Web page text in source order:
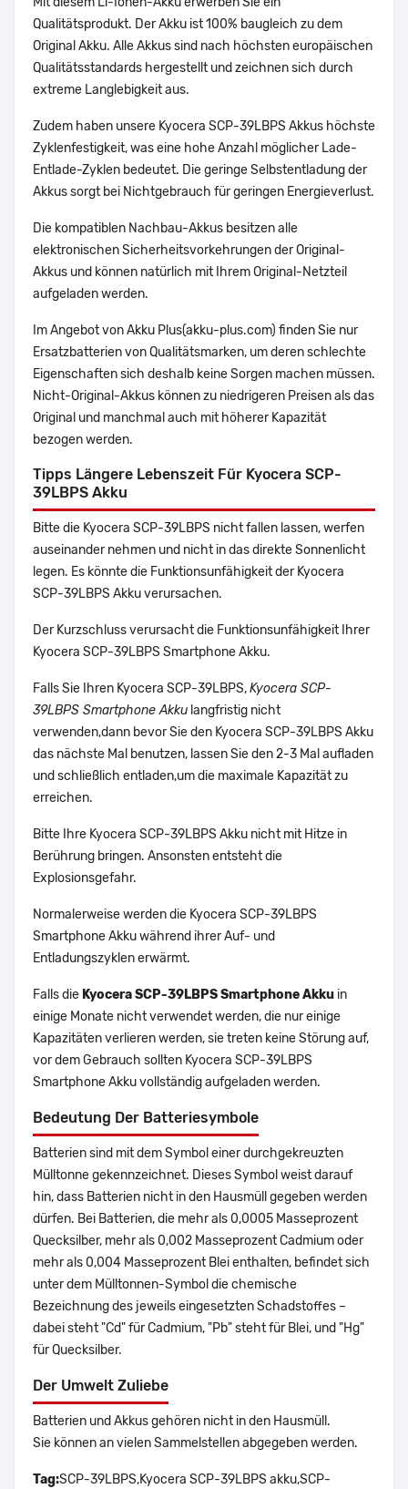
Qualitätsprodukt. Der Akku ist 100% baugleich zu dem
Original Akku. Alle Akkus sind nach höchsten europäischen
Qualitätsstandards hergestellt und zeichnen sich durch
extreme Langlebigkeit aus.
Zudem haben unsere Kyocera SCP-39LBPS Akkus höchste
Zyklenfestigkeit, was eine hohe Anzahl möglicher Lade-
Entlade-Zyklen bedeutet. Die geringe Selbstentladung der
Akkus sorgt bei Nichtgebrauch für geringen Energieverlust.
Die kompatiblen Nachbau-Akkus besitzen alle
elektronischen Sicherheitsvorkehrungen der Original-
Akkus und können natürlich mit Ihrem Original-Netzteil
aufgeladen werden.
Im Angebot von Akku Plus(akku-plus.com) finden Sie nur
Ersatzbatterien von Qualitätsmarken, um deren schlechte
Eigenschaften sich deshalb keine Sorgen machen müssen.
Nicht-Original-Akkus können zu niedrigeren Preisen als das
Original und manchmal auch mit höherer Kapazität
bezogen werden.
Tipps Längere Lebenszeit Für Kyocera SCP-
39LBPS Akku
Bitte die Kyocera SCP-39LBPS nicht fallen lassen, werfen
auseinander nehmen und nicht in das direkte Sonnenlicht
legen. Es könnte die Funktionsunfähigkeit der Kyocera
SCP-39LBPS Akku verursachen.
Der Kurzschluss verursacht die Funktionsunfähigkeit Ihrer
Kyocera SCP-39LBPS Smartphone Akku.
Falls Sie Ihren Kyocera SCP-39LBPS,Kyocera SCP-
39LBPS Smartphone Akku langfristig nicht
verwenden,dann bevor Sie den Kyocera SCP-39LBPS Akku
das nächste Mal benutzen, lassen Sie den 2-3 Mal aufladen
und schließlich entladen,um die maximale Kapazität zu
erreichen.
Bitte Ihre Kyocera SCP-39LBPS Akku nicht mit Hitze in
Berührung bringen. Ansonsten entsteht die
Explosionsgefahr.
Normalerweise werden die Kyocera SCP-39LBPS
Smartphone Akku während ihrer Auf- und
Entladungszyklen erwärmt.
Falls die Kyocera SCP-39LBPS Smartphone Akku in
einige Monate nicht verwendet werden, die nur einige
Kapazitäten verlieren werden, sie treten keine Störung auf,
vor dem Gebrauch sollten Kyocera SCP-39LBPS
Smartphone Akku vollständig aufgeladen werden.
Bedeutung Der Batteriesymbole
Batterien sind mit dem Symbol einer durchgekreuzten
Mülltonne gekennzeichnet. Dieses Symbol weist darauf
hin, dass Batterien nicht in den Hausmüll gegeben werden
dürfen. Bei Batterien, die mehr als 0,0005 Masseprozent
Quecksilber, mehr als 0,002 Masseprozent Cadmium oder
mehr als 0,004 Masseprozent Blei enthalten, befindet sich
unter dem Mülltonnen-Symbol die chemische
Bezeichnung des jeweils eingesetzten Schadstoffes –
dabei steht "Cd" für Cadmium, "Pb" steht für Blei, und "Hg"
für Quecksilber.
Der Umwelt Zuliebe
Batterien und Akkus gehören nicht in den Hausmüll.
Sie können an vielen Sammelstellen abgegeben werden.
Tag:SCP-39LBPS,Kyocera SCP-39LBPS akku,SCP-